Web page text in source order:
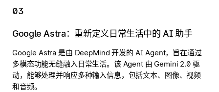
03
Google Astra：重新定义日常生活中的 AI 助手
Google Astra 是由 DeepMind 开发的 AI Agent，旨在通过
多模态功能无缝融入日常生活。该 Agent 由 Gemini 2.0 驱
动，能够处理并响应多种输入信息，包括文本、图像、视频
和音频。